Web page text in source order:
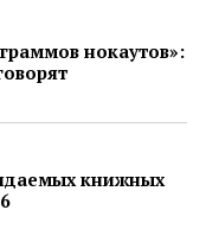
нокаутов»:
книжных